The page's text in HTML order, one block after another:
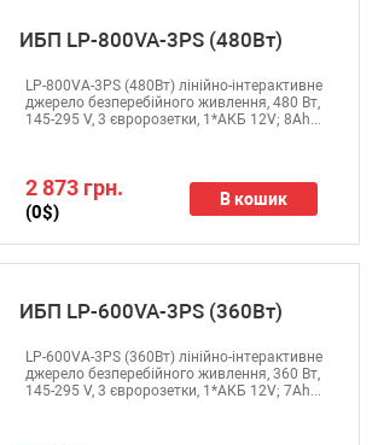
ИБП LP-800VA-3PS (480Вт)
2 873 грн.
(0$)
В кошик
LP-800VA-3PS (480Вт) лінійно-інтерактивне
джерело безперебійного живлення, 480 Вт,
145-295 V, 3 євророзетки, 1*АКБ 12V; 8Ah...
ИБП LP-600VA-3PS (360Вт)
LP-600VA-3PS (360Вт) лінійно-інтерактивне
джерело безперебійного живлення, 360 Вт,
145-295 V, 3 євророзетки, 1*АКБ 12V; 7Ah...